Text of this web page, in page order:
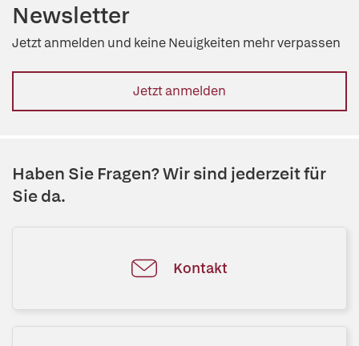
Newsletter
Jetzt anmelden und keine Neuigkeiten mehr verpassen
Jetzt anmelden
Haben Sie Fragen? Wir sind jederzeit für
Sie da.
Kontakt